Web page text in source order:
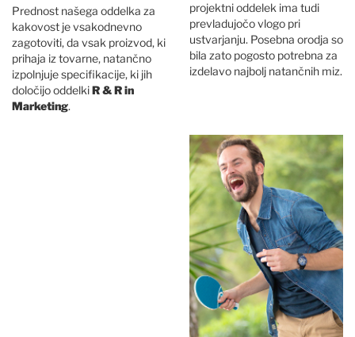
Prednost našega oddelka za
kakovost je vsakodnevno
zagotoviti, da vsak proizvod, ki
prihaja iz tovarne, natančno
izpolnjuje specifikacije, ki jih
določijo oddelkiR & R in
Marketing.
projektni oddelek ima tudi
prevladujočo vlogo pri
ustvarjanju. Posebna orodja so
bila zato pogosto potrebna za
izdelavo najbolj natančnih miz.